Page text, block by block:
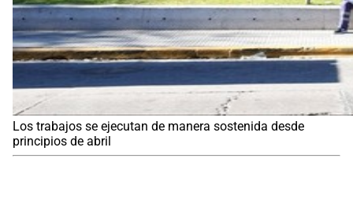
Los trabajos se ejecutan de manera sostenida desde
principios de abril